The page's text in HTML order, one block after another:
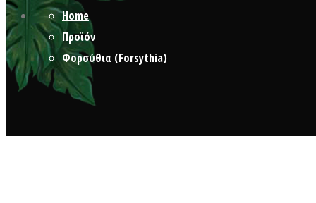
Home
Προϊόν
Φορσύθια (Forsythia)